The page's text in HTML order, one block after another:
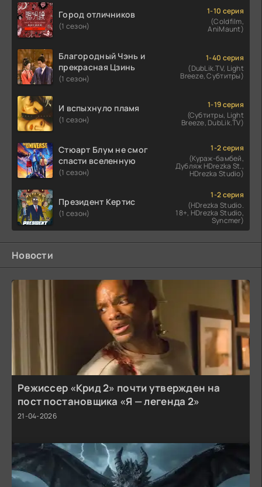
Город отличников
(1 сезон)
1-10 серия
(Coldfilm,
AniMaunt)
Благородный Чэнь и
прекрасная Цзинь
(1 сезон)
1-40 серия
(DubLik.TV, Light
Breeze, Субтитры)
И вспыхнуло пламя
(1 сезон)
1-19 серия
(Субтитры, Light
Breeze, DubLik.TV)
Стюарт Блум не смог
спасти вселенную
(1 сезон)
1-2 серия
(Кураж-бамбей,
Дубляж HDrezka St.,
HDrezka Studio)
Президент Кертис
(1 сезон)
1-2 серия
(HDrezka Studio.
18+, HDrezka Studio,
Syncmer)
Новости
Режиссер «Крид 2» почти утвержден на
пост постановщика «Я — легенда 2»
21-04-2026